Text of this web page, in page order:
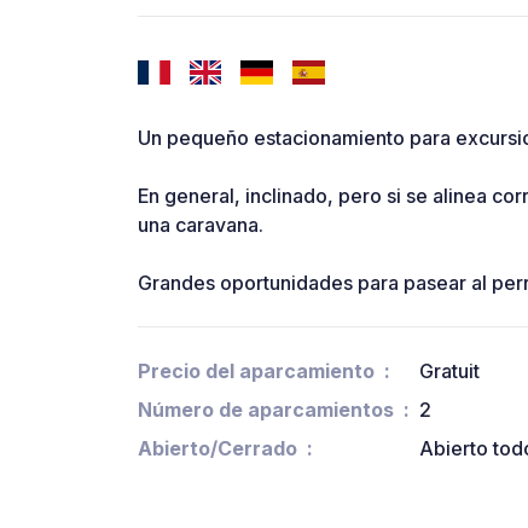
Un pequeño estacionamiento para
En general, inclinado, pero si se alinea
una caravana.
Grandes oportunidades para pasear al
Precio del aparcamiento
Gratuit
Número de aparcamientos
2
Abierto/Cerrado
Abierto